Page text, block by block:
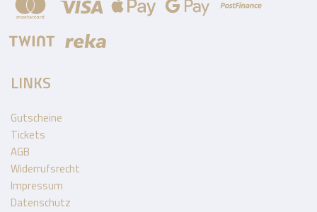
LINKS
Gutscheine
Tickets
AGB
Widerrufsrecht
Impressum
Datenschutz